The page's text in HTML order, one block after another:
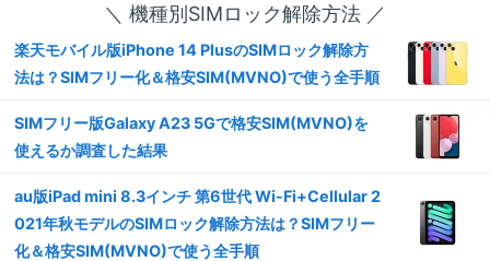
＼ 機種別SIMロック解除方法 ／
楽天モバイル版iPhone 14 PlusのSIMロック解除方
法は？SIMフリー化＆格安SIM(MVNO)で使う全手順
SIMフリー版Galaxy A23 5Gで格安SIM(MVNO)を
使えるか調査した結果
au版iPad mini 8.3インチ 第6世代 Wi-Fi+Cellular 2
021年秋モデルのSIMロック解除方法は？SIMフリー
化＆格安SIM(MVNO)で使う全手順